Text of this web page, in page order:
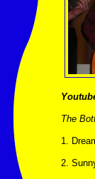
The
1.
2.